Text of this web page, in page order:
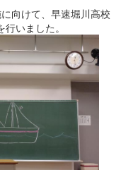
向けて、早速堀川高校
いました。